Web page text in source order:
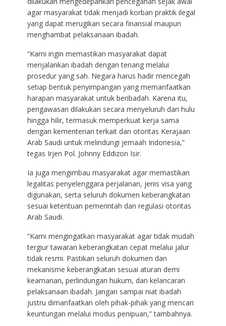
agar masyarakat tidak menjadi korban praktik ilegal
yang dapat merugikan secara finansial maupun
menghambat pelaksanaan ibadah.
“Kami ingin memastikan masyarakat dapat
menjalankan ibadah dengan tenang melalui
prosedur yang sah. Negara harus hadir mencegah
setiap bentuk penyimpangan yang memanfaatkan
harapan masyarakat untuk beribadah. Karena itu,
pengawasan dilakukan secara menyeluruh dari hulu
hingga hilir, termasuk memperkuat kerja sama
dengan kementerian terkait dan otoritas Kerajaan
Arab Saudi untuk melindungi jemaah Indonesia,”
tegas Irjen Pol. Johnny Eddizon Isir.
Ia juga mengimbau masyarakat agar memastikan
legalitas penyelenggara perjalanan, jenis visa yang
digunakan, serta seluruh dokumen keberangkatan
sesuai ketentuan pemerintah dan regulasi otoritas
Arab Saudi.
“Kami mengingatkan masyarakat agar tidak mudah
tergiur tawaran keberangkatan cepat melalui jalur
tidak resmi. Pastikan seluruh dokumen dan
mekanisme keberangkatan sesuai aturan demi
keamanan, perlindungan hukum, dan kelancaran
pelaksanaan ibadah. Jangan sampai niat ibadah
justru dimanfaatkan oleh pihak-pihak yang mencari
keuntungan melalui modus penipuan,” tambahnya.